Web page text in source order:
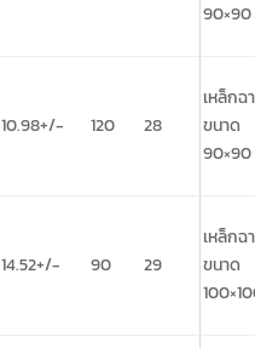
90×90
10.98+/- 120 28
เหล็กฉ
ขนาด
90×90
14.52+/- 90 29
เหล็กฉ
ขนาด